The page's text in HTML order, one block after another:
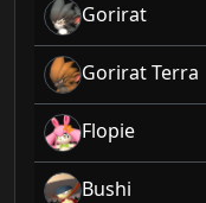
Gorirat
Gorirat Terra
Flopie
Bushi